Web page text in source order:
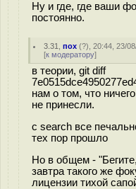
Ну и где, где ваши
постоянно.
3.31 ,пох (?), 20:44, 23/
[к модератору]
в теории, git diff
нам о том, что
не принесли.
с search все
тех пор прошло
Но в общем -
завтра такого же
лицензии тихой